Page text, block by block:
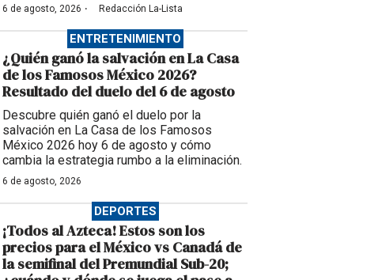
6 de agosto, 2026 · Redacción La-Lista
ENTRETENIMIENTO
¿Quién ganó la salvación en La Casa
de los Famosos México 2026?
Resultado del duelo del 6 de agosto
Descubre quién ganó el duelo por la
salvación en La Casa de los Famosos
México 2026 hoy 6 de agosto y cómo
cambia la estrategia rumbo a la eliminación.
6 de agosto, 2026
DEPORTES
¡Todos al Azteca! Estos son los
precios para el México vs Canadá de
la semifinal del Premundial Sub-20;